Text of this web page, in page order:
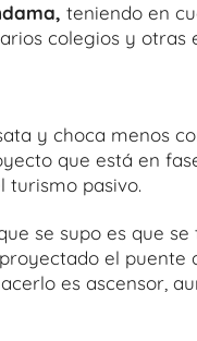
teniendo en
colegios y
y choca menos
que está en
turismo pasivo.
se supo es que
el puente
es ascensor,